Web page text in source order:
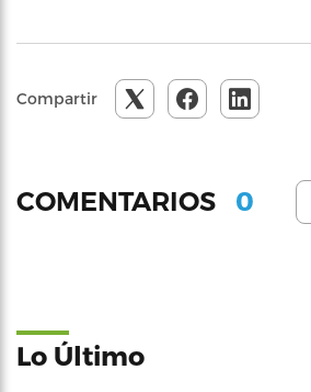
Compartir
COMENTARIOS 0
Lo Último